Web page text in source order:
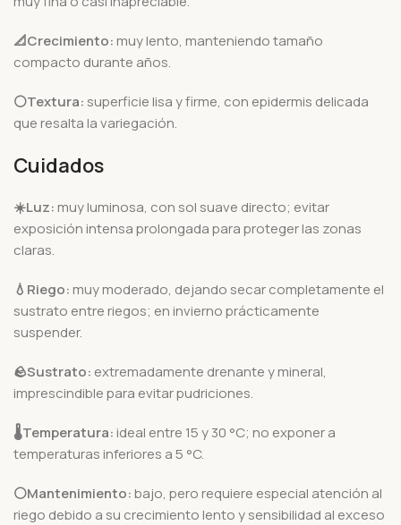
📐Crecimiento: muy lento, manteniendo tamaño
compacto durante años.
⚪Textura: superficie lisa y firme, con epidermis delicada
que resalta la variegación.
Cuidados
☀️Luz: muy luminosa, con sol suave directo; evitar
exposición intensa prolongada para proteger las zonas
claras.
💧Riego: muy moderado, dejando secar completamente el
sustrato entre riegos; en invierno prácticamente
suspender.
🪨Sustrato: extremadamente drenante y mineral,
imprescindible para evitar pudriciones.
🌡️Temperatura: ideal entre 15 y 30 °C; no exponer a
temperaturas inferiores a 5 °C.
⚪Mantenimiento:bajo, pero requiere especial atención al
riego debido a su crecimiento lento y sensibilidad al exceso